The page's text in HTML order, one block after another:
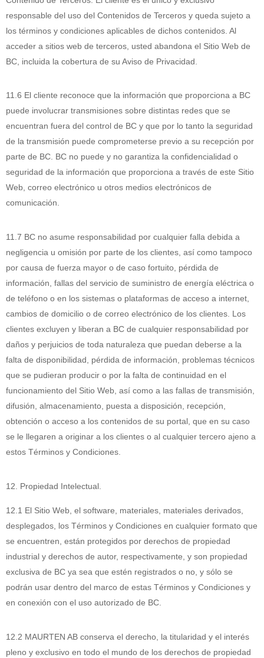
responsable del uso del Contenidos de Terceros y queda sujeto a
los términos y condiciones aplicables de dichos contenidos. Al
acceder a sitios web de terceros, usted abandona el Sitio Web de
BC, incluida la cobertura de su Aviso de Privacidad.
11.6 El cliente reconoce que la información que proporciona a BC
puede involucrar transmisiones sobre distintas redes que se
encuentran fuera del control de BC y que por lo tanto la seguridad
de la transmisión puede comprometerse previo a su recepción por
parte de BC. BC no puede y no garantiza la confidencialidad o
seguridad de la información que proporciona a través de este Sitio
Web, correo electrónico u otros medios electrónicos de
comunicación.
11.7 BC no asume responsabilidad por cualquier falla debida a
negligencia u omisión por parte de los clientes, así como tampoco
por causa de fuerza mayor o de caso fortuito, pérdida de
información, fallas del servicio de suministro de energía eléctrica o
de teléfono o en los sistemas o plataformas de acceso a internet,
cambios de domicilio o de correo electrónico de los clientes. Los
clientes excluyen y liberan a BC de cualquier responsabilidad por
daños y perjuicios de toda naturaleza que puedan deberse a la
falta de disponibilidad, pérdida de información, problemas técnicos
que se pudieran producir o por la falta de continuidad en el
funcionamiento del Sitio Web, así como a las fallas de transmisión,
difusión, almacenamiento, puesta a disposición, recepción,
obtención o acceso a los contenidos de su portal, que en su caso
se le llegaren a originar a los clientes o al cualquier tercero ajeno a
estos Términos y Condiciones.
12. Propiedad Intelectual.
12.1 El Sitio Web, el software, materiales, materiales derivados,
desplegados, los Términos y Condiciones en cualquier formato que
se encuentren, están protegidos por derechos de propiedad
industrial y derechos de autor, respectivamente, y son propiedad
exclusiva de BC ya sea que estén registrados o no, y sólo se
podrán usar dentro del marco de estas Términos y Condiciones y
en conexión con el uso autorizado de BC.
12.2 MAURTEN AB conserva el derecho, la titularidad y el interés
pleno y exclusivo en todo el mundo de los derechos de propiedad